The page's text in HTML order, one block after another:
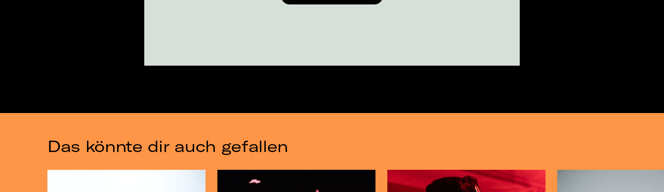
Das könnte dir auch gefallen